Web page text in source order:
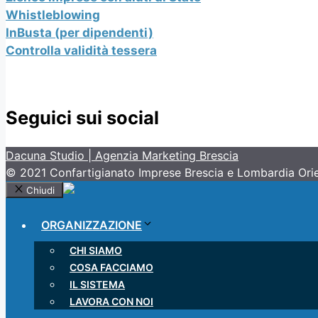
Whistleblowing
InBusta (per dipendenti)
Controlla validità tessera
Seguici sui social
Dacuna Studio | Agenzia Marketing Brescia
© 2021 Confartigianato Imprese Brescia e Lombardia
Chiudi
ORGANIZZAZIONE
CHI SIAMO
COSA FACCIAMO
IL SISTEMA
LAVORA CON NOI